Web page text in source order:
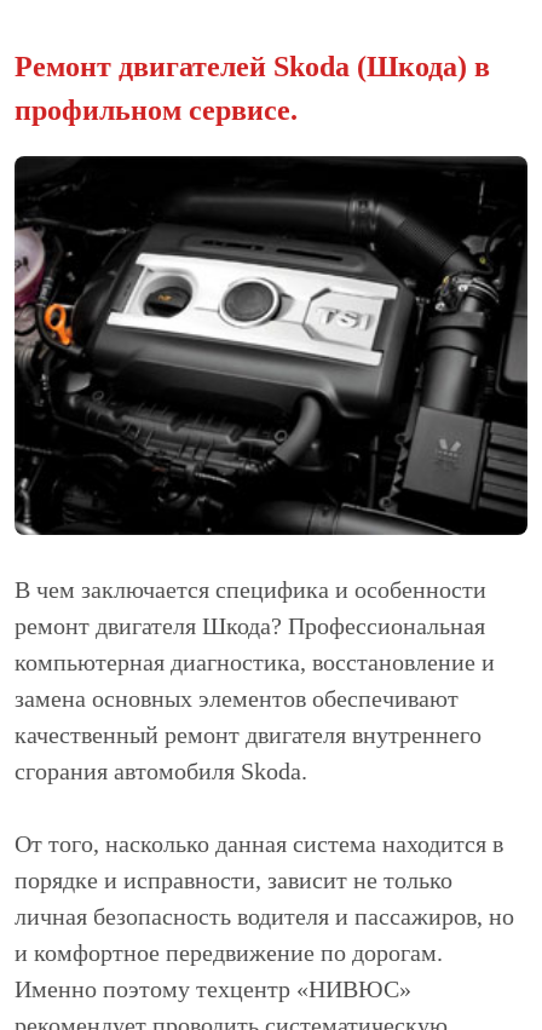
Ремонт двигателей Skoda (Шкода) в
профильном сервисе.
В чем заключается специфика и особенности
ремонт двигателя Шкода? Профессиональная
компьютерная диагностика, восстановление и
замена основных элементов обеспечивают
качественный ремонт двигателя внутреннего
сгорания автомобиля Skoda.
От того, насколько данная система находится в
порядке и исправности, зависит не только
личная безопасность водителя и пассажиров, но
и комфортное передвижение по дорогам.
Именно поэтому техцентр «НИВЮС»